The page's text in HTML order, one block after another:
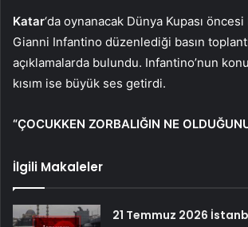
Katar‘da oynanacak Dünya Kupası öncesi
Gianni Infantino düzenlediği basın
açıklamalarda bulundu. Infantino’nun
kısım ise büyük ses getirdi.
“ÇOCUKKEN ZORBALIĞIN NE
İlgili Makaleler
21 Temmuz 2026